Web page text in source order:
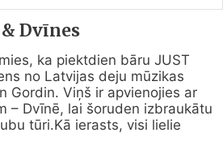
Dvīnes
ka piektdien bāru JUST
no Latvijas deju mūzikas
Gordin. Viņš ir apvienojies ar
– Dvīnē, lai šoruden izbraukātu
tūri.Kā ierasts, visi lielie